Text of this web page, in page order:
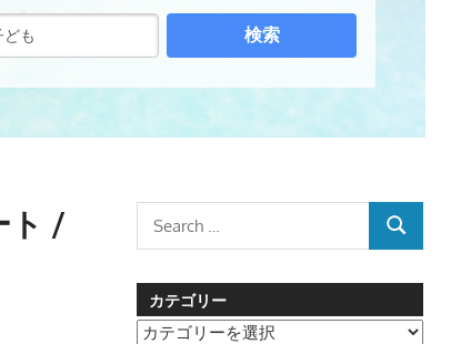
ト /
SEARCH
カテゴリー
カ